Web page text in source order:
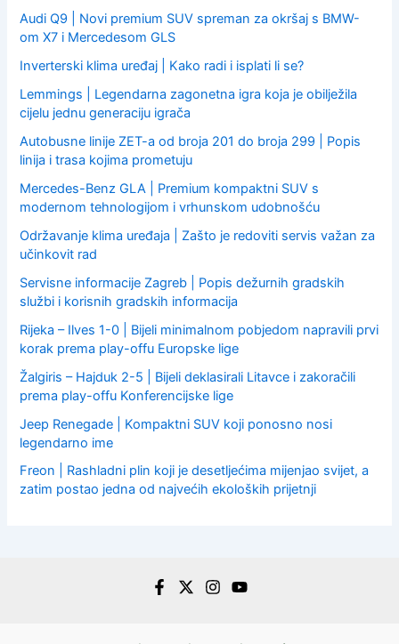
Audi Q9 | Novi premium SUV spreman za okršaj s BMW-
om X7 i Mercedesom GLS
Inverterski klima uređaj | Kako radi i isplati li se?
Lemmings | Legendarna zagonetna igra koja je obilježila
cijelu jednu generaciju igrača
Autobusne linije ZET-a od broja 201 do broja 299 | Popis
linija i trasa kojima prometuju
Mercedes-Benz GLA | Premium kompaktni SUV s
modernom tehnologijom i vrhunskom udobnošću
Održavanje klima uređaja | Zašto je redoviti servis važan za
učinkovit rad
Servisne informacije Zagreb | Popis dežurnih gradskih
službi i korisnih gradskih informacija
Rijeka – Ilves 1-0 | Bijeli minimalnom pobjedom napravili prvi
korak prema play-offu Europske lige
Žalgiris – Hajduk 2-5 | Bijeli deklasirali Litavce i zakoračili
prema play-offu Konferencijske lige
Jeep Renegade | Kompaktni SUV koji ponosno nosi
legendarno ime
Freon | Rashladni plin koji je desetljećima mijenjao svijet, a
zatim postao jedna od najvećih ekoloških prijetnji